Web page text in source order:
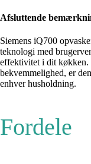
Afsluttende
Siemens iQ700
teknologi med
effektivitet i dit køkken.
bekvemmelighed, er
enhver husholdning.
Fordele